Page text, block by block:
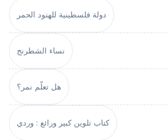
دولة فلسطينية للهنود الحمر
نساء الشطرنج
هل تعلّم نمر؟
كتاب تلوين كبير ورائع : وردي